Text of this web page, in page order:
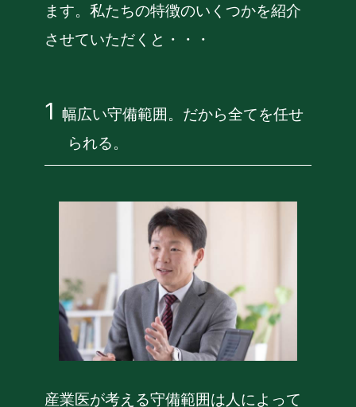
ます。私たちの特徴のいくつかを紹介
させていただくと・・・
幅広い守備範囲。だから全てを任せ
られる。
産業医が考える守備範囲は人によって